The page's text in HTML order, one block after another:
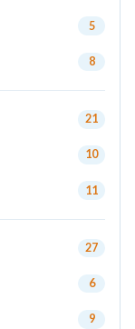
5
8
21
10
11
27
6
9